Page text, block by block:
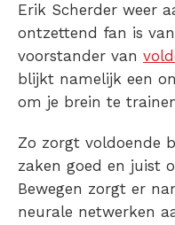
Erik Scherder weer
ontzettend fan is
voorstander van
blijkt namelijk een
om je brein te
Zo zorgt voldoende
zaken goed en juist
Bewegen zorgt er
neurale netwerken